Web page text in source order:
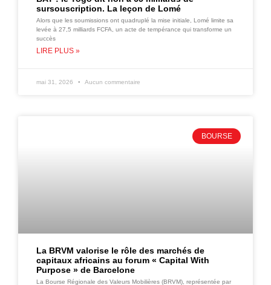
sursouscription. La leçon de Lomé
Alors que les soumissions ont quadruplé la mise initiale, Lomé limite sa
levée à 27,5 milliards FCFA, un acte de tempérance qui transforme un
succès
LIRE PLUS »
mai 31, 2026 Aucun commentaire
BOURSE
La BRVM valorise le rôle des marchés de
capitaux africains au forum « Capital With
Purpose » de Barcelone
La Bourse Régionale des Valeurs Mobilières (BRVM), représentée par